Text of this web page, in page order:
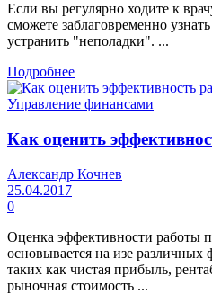
Если вы регулярно ходите к
сможете заблаговременно
устранить "неполадки". ...
Подробнее
Управление финансами
Как оценить
Александр Кочнев
25.04.2017
0
Оценка эффективности работы
основывается на изе различных
таких как чистая прибыль,
рыночная стоимость ...